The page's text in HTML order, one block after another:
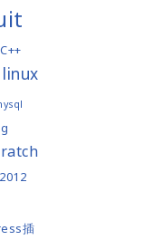
C++
linux
插